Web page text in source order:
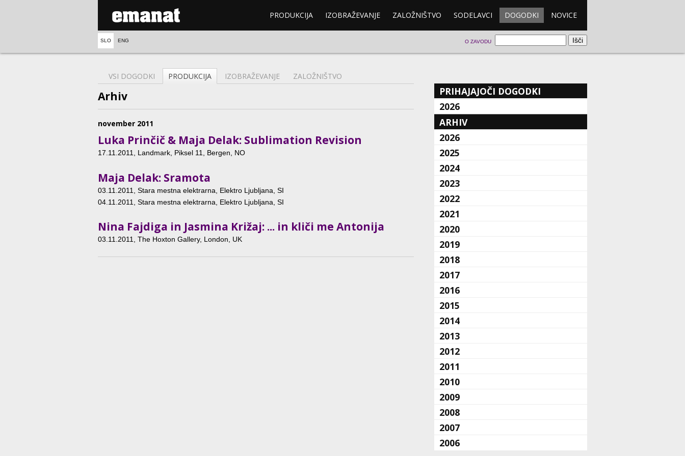
PRODUKCIJA IZOBRAŽEVANJE ZALOŽNIŠTVO SODELAVCI DOGODKI NOVICE
SLO ENG O ZAVODU
VSI DOGODKI PRODUKCIJA IZOBRAŽEVANJE ZALOŽNIŠTVO
Arhiv
november 2011
Luka Prinčič & Maja Delak: Sublimation Revision
17.11.2011, Landmark, Piksel 11, Bergen, NO
Maja Delak: Sramota
03.11.2011
, Stara mestna elektrarna, Elektro Ljubljana, SI
04.11.2011
, Stara mestna elektrarna, Elektro Ljubljana, SI
Nina Fajdiga in Jasmina Križaj: ... in kliči me Antonija
03.11.2011, The Hoxton Gallery, London, UK
PRIHAJAJOČI DOGODKI
2026
ARHIV
2026
2025
2024
2023
2022
2021
2020
2019
2018
2017
2016
2015
2014
2013
2012
2011
2010
2009
2008
2007
2006